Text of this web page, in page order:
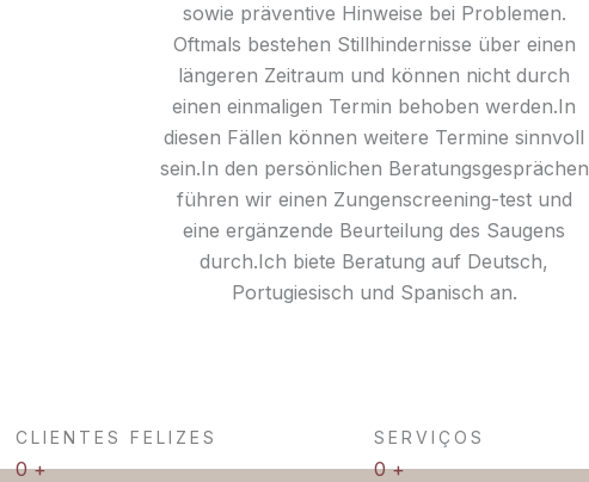
sowie präventive Hinweise bei Problemen.​
Oftmals bestehen Stillhindernisse über einen
längeren Zeitraum und können nicht durch
einen einmaligen Termin behoben werden.In
diesen Fällen können weitere Termine sinnvoll
sein.​In den persönlichen Beratungsgesprächen
führen wir einen Zungenscreening-test und
eine ergänzende Beurteilung des Saugens
durch.​ Ich biete Beratung auf Deutsch,
Portugiesisch und Spanisch an.
CLIENTES FELIZES
0 +
SERVIÇOS
0 +